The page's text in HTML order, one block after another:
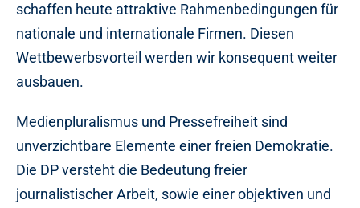
schaffen heute attraktive Rahmenbedingungen für
nationale und internationale Firmen. Diesen
Wettbewerbsvorteil werden wir konsequent weiter
ausbauen.
Medienpluralismus und Pressefreiheit sind
unverzichtbare Elemente einer freien Demokratie.
Die DP versteht die Bedeutung freier
journalistischer Arbeit, sowie einer objektiven und